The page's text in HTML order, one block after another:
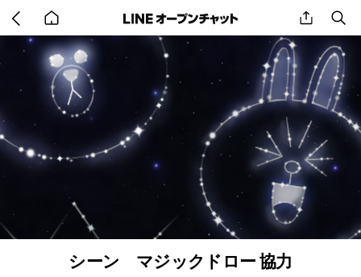
back
to
home
share
シーン マジックドロー 協力